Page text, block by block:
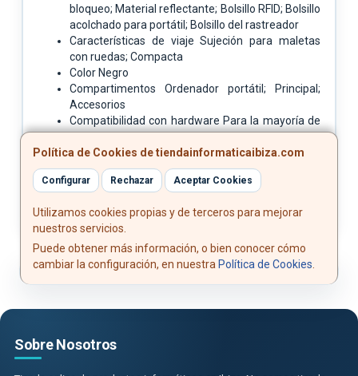
bloqueo; Material reflectante; Bolsillo RFID; Bolsillo
acolchado para portátil; Bolsillo del rastreador
Características de viaje Sujeción para maletas
con ruedas; Compacta
Color Negro
Compartimentos Ordenador portátil; Principal;
Accesorios
Compatibilidad con hardware Para la mayoría de
portátiles de 16 pulgadas en diagonal.
Contenido de la caja Documentación; Bolsa
Sistema de cierre Cremallera
Política de Cookies de tiendainformaticaibiza.com
Configurar Rechazar Aceptar Cookies
Utilizamos cookies propias y de terceros para mejorar
nuestros servicios.
Puede obtener más información, o bien conocer cómo
cambiar la configuración, en nuestra Política de Cookies
Sobre Nosotros